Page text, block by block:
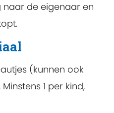
de eigenaar en
(kunnen ook
1 per kind,